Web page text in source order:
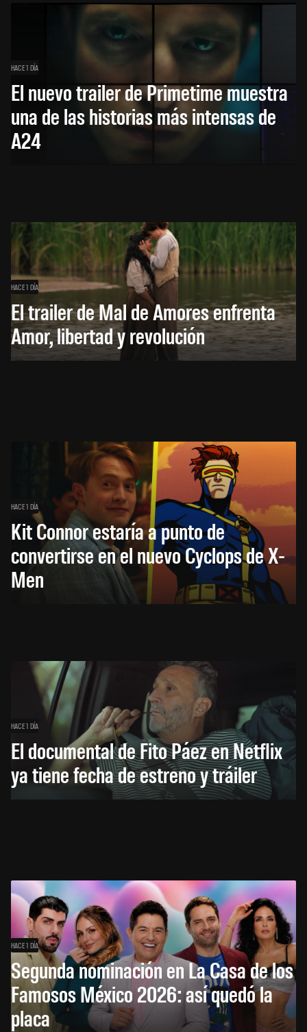
HACE 1 DÍA
El nuevo trailer de Primetime muestra
una de las historias más intensas de
A24
HACE 1 DÍA
El trailer de Mal de Amores enfrenta
Amor, libertad y revolución
HACE 1 DÍA
Kit Connor estaría a punto de
convertirse en el nuevo Cyclops de X-
Men
HACE 1 DÍA
El documental de Fito Páez en Netflix
ya tiene fecha de estreno y tráiler
HACE 1 DÍA
Segunda nominación en La Casa de los
Famosos México 2026: así quedó la
placa